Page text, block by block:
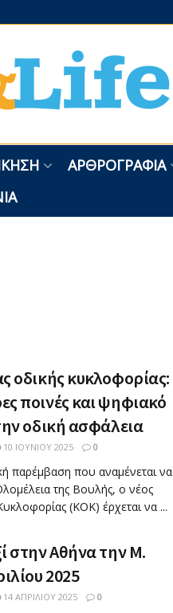
ΑΡΘΡΟΓΡΑΦΊΑ
οδικής κυκλοφορίας:
ποινές και ψηφιακό
οδική ασφάλεια
10 ΙΟΥΝΊΟΥ 2025 0
παρέμβαση που αναμένεται να
της Βουλής, ο νέος
(ΚΟΚ) έρχεται να ...
στην Αθήνα την Μ.
2025
14 ΑΠΡΙΛΊΟΥ 2025 0